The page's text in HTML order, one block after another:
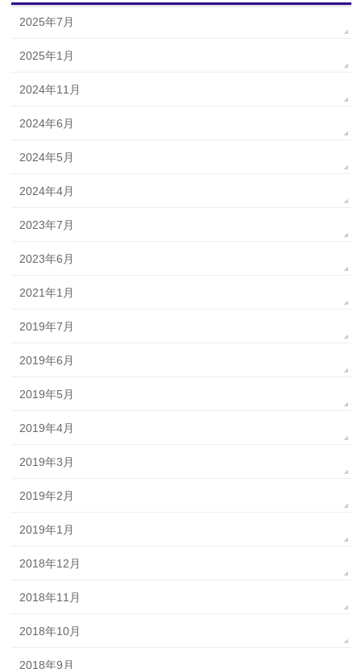
2025年7月
2025年1月
2024年11月
2024年6月
2024年5月
2024年4月
2023年7月
2023年6月
2021年1月
2019年7月
2019年6月
2019年5月
2019年4月
2019年3月
2019年2月
2019年1月
2018年12月
2018年11月
2018年10月
2018年9月